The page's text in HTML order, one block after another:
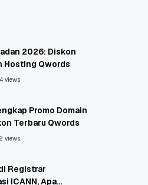
2026: Diskon
Hosting Qwords
views
Promo Domain
Terbaru Qwords
views
Registrar
ICANN, Apa